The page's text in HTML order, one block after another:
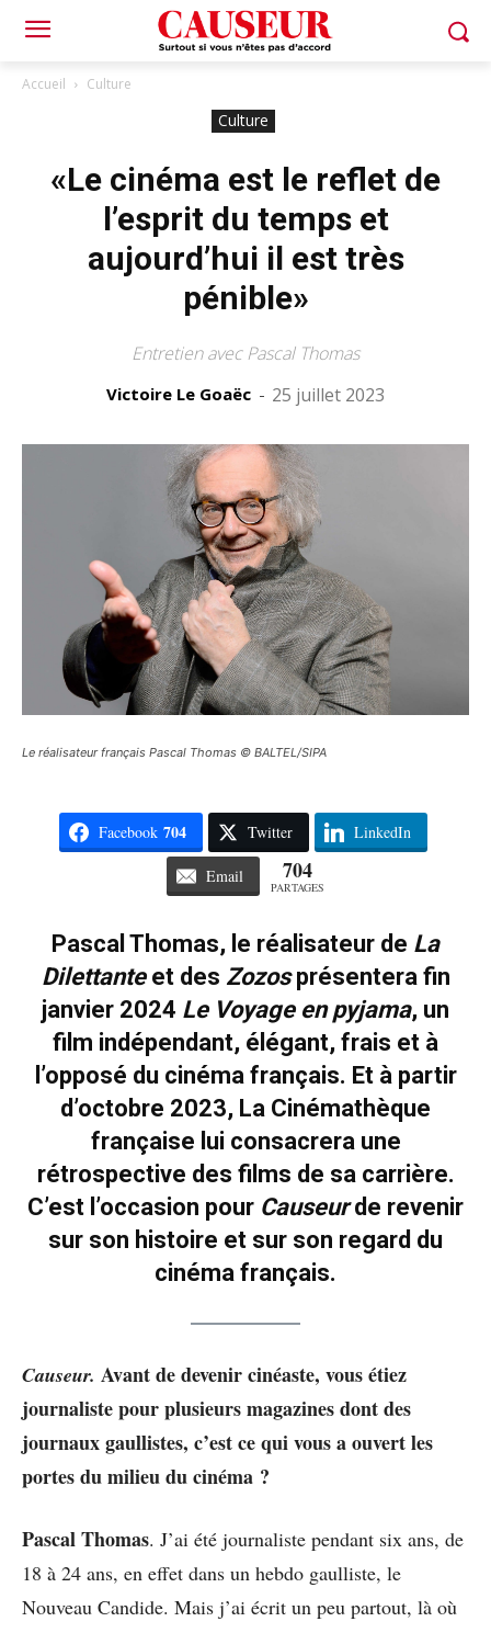
Accueil Culture
Culture
«Le cinéma est le reflet de
l’esprit du temps et
aujourd’hui il est très
pénible»
Entretien avec Pascal Thomas
Victoire Le Goaëc - 25 juillet 2023
Le réalisateur français Pascal Thomas © BALTEL/SIPA
Facebook 704 Twitter LinkedIn
Email 704
PARTAGES
Pascal Thomas, le réalisateur de La
Dilettanteet des Zozosprésentera fin
janvier 2024 Le Voyage en pyjama, un
film indépendant, élégant, frais et à
l’opposé du cinéma français. Et à partir
d’octobre 2023, La Cinémathèque
française lui consacrera une
rétrospective des films de sa carrière.
C’est l’occasion pour Causeurde revenir
sur son histoire et sur son regard du
cinéma français.
Causeur. Avant de devenir cinéaste, vous étiez
journaliste pour plusieurs magazines dont des
journaux gaullistes, c’est ce qui vous a ouvert les
portes du milieu du cinéma ?
Pascal Thomas. J’ai été journaliste pendant six ans, de
18 à 24 ans, en effet dans un hebdo gaulliste, le
Nouveau Candide. Mais j’ai écrit un peu partout, là où